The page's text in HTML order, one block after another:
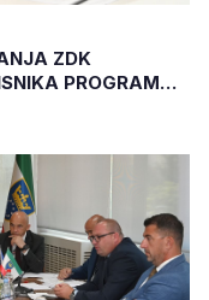
ZDK
PROGRAMA